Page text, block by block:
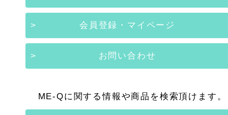
会員登録・マイページ
お問い合わせ
ME-Qに関する情報や商品を検索頂けます。